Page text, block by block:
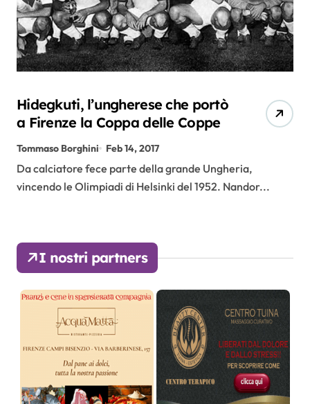
Hidegkuti, l’ungherese che portò
a Firenze la Coppa delle Coppe
Tommaso Borghini Feb 14, 2017
Da calciatore fece parte della grande Ungheria,
vincendo le Olimpiadi di Helsinki del 1952. Nandor...
I nostri partners